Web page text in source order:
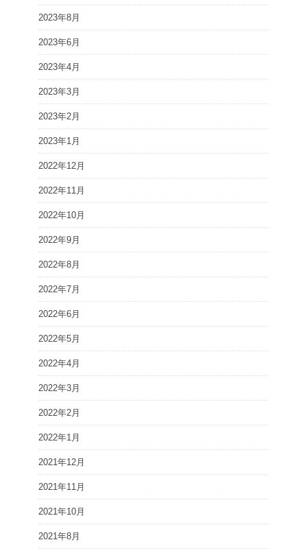
2023年8月
2023年6月
2023年4月
2023年3月
2023年2月
2023年1月
2022年12月
2022年11月
2022年10月
2022年9月
2022年8月
2022年7月
2022年6月
2022年5月
2022年4月
2022年3月
2022年2月
2022年1月
2021年12月
2021年11月
2021年10月
2021年8月